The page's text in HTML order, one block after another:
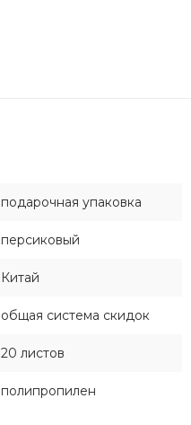
подарочная упаковка
персиковый
Китай
общая система скидок
20 листов
полипропилен